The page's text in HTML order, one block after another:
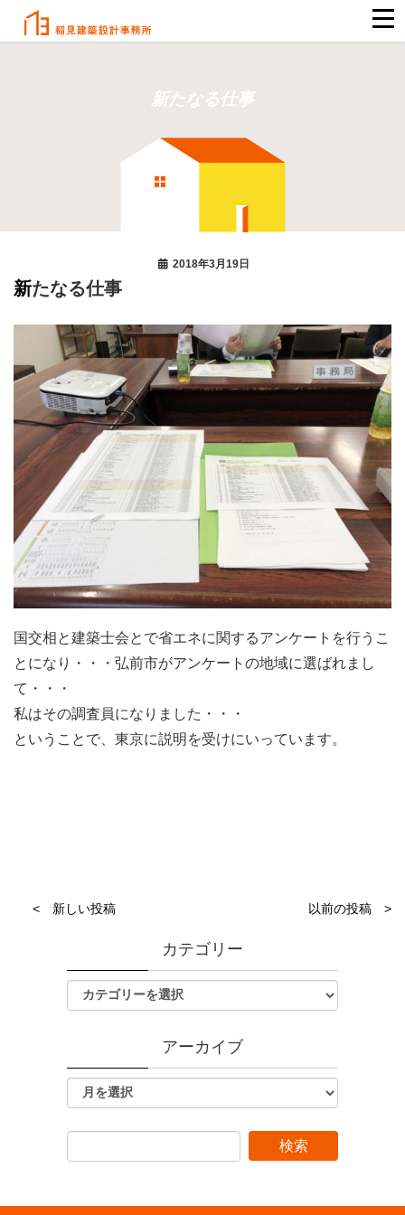
新たなる仕事
2018年3月19日
新たなる仕事
国交相と建築士会とで省エネに関するアンケートを行うこ
とになり・・・弘前市がアンケートの地域に選ばれまし
て・・・
私はその調査員になりました・・・
ということで、東京に説明を受けにいっています。
< 新しい投稿 以前の投稿 >
カテゴリー
アーカイブ